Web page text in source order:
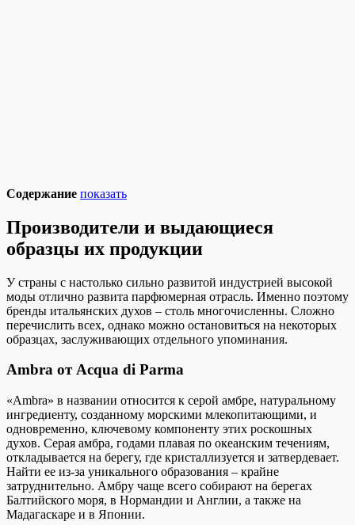
Содержание показать
Производители и выдающиеся
образцы их продукции
У страны с настолько сильно развитой индустрией высокой
моды отлично развита парфюмерная отрасль. Именно поэтому
бренды итальянских духов – столь многочисленны. Сложно
перечислить всех, однако можно остановиться на некоторых
образцах, заслуживающих отдельного упоминания.
Ambra от Acqua di Parma
«Ambra» в названии относится к серой амбре, натуральному
ингредиенту, созданному морскими млекопитающими, и
одновременно, ключевому компоненту этих роскошных
духов. Серая амбра, годами плавая по океанским течениям,
откладывается на берегу, где кристаллизуется и затвердевает.
Найти ее из-за уникального образования – крайне
затруднительно. Амбру чаще всего собирают на берегах
Балтийского моря, в Нормандии и Англии, а также на
Мадагаскаре и в Японии.